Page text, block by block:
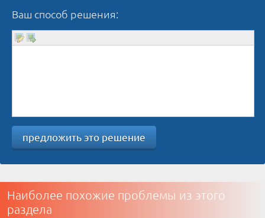
Ваш способ решения:
предложить это решение
Наиболее похожие проблемы из этого
раздела